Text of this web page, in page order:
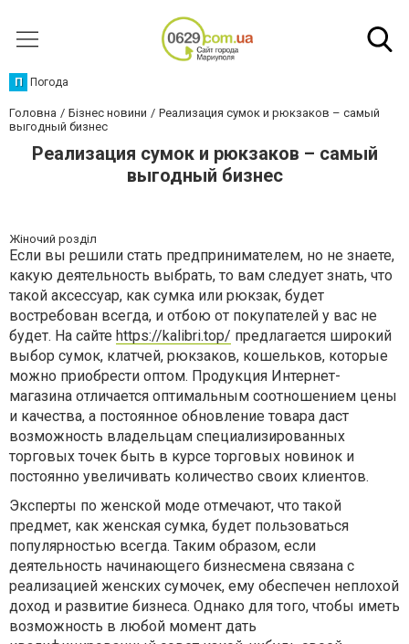
П Погода
Головна Бізнес новини
Реализация сумок и рюкзаков ­– самый
выгодный бизнес
Реализация сумок и рюкзаков ­– самый
выгодный бизнес
Жіночий розділ
Если вы решили стать предпринимателем, но не знаете,
какую деятельность выбрать, то вам следует знать, что
такой аксессуар, как сумка или рюкзак, будет
востребован всегда, и отбою от покупателей у вас не
будет. На сайте https://kalibri.top/ предлагается широкий
выбор сумок, клатчей, рюкзаков, кошельков, которые
можно приобрести оптом. Продукция Интернет-
магазина отличается оптимальным соотношением цены
и качества, а постоянное обновление товара даст
возможность владельцам специализированных
торговых точек быть в курсе торговых новинок и
постоянно увеличивать количество своих клиентов.
Эксперты по женской моде отмечают, что такой
предмет, как женская сумка, будет пользоваться
популярностью всегда. Таким образом, если
деятельность начинающего бизнесмена связана с
реализацией женских сумочек, ему обеспечен неплохой
доход и развитие бизнеса. Однако для того, чтобы иметь
возможность в любой момент дать